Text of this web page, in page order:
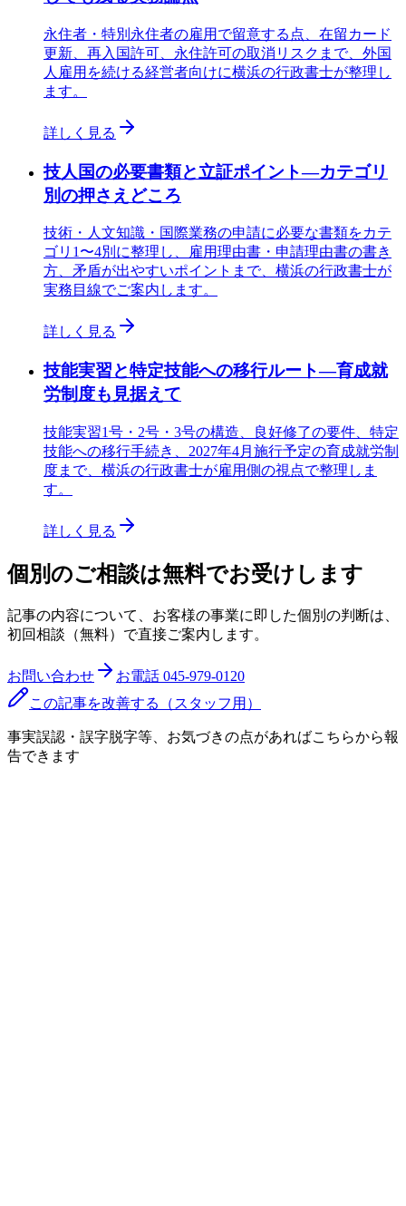
永住者・特別永住者の雇用で留意する点、在留カード
更新、再入国許可、永住許可の取消リスクまで、外国
人雇用を続ける経営者向けに横浜の行政書士が整理し
ます。
詳しく見る
技人国の必要書類と立証ポイント—カテゴリ
別の押さえどころ
技術・人文知識・国際業務の申請に必要な書類をカテ
ゴリ1〜4別に整理し、雇用理由書・申請理由書の書き
方、矛盾が出やすいポイントまで、横浜の行政書士が
実務目線でご案内します。
詳しく見る
技能実習と特定技能への移行ルート—育成就
労制度も見据えて
技能実習1号・2号・3号の構造、良好修了の要件、特定
技能への移行手続き、2027年4月施行予定の育成就労制
度まで、横浜の行政書士が雇用側の視点で整理しま
す。
詳しく見る
個別のご相談は無料でお受けします
記事の内容について、お客様の事業に即した個別の判断は、
初回相談（無料）で直接ご案内します。
お問い合わせ お電話 045-979-0120
この記事を改善する（スタッフ用）
事実誤認・誤字脱字等、お気づきの点があればこちらから報
告できます